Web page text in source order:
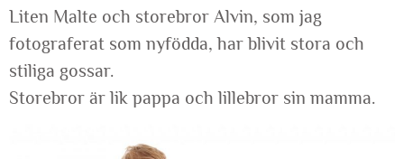
Liten Malte och storebror Alvin, som jag
fotograferat som nyfödda, har blivit stora och
stiliga gossar.
Storebror är lik pappa och lillebror sin mamma.